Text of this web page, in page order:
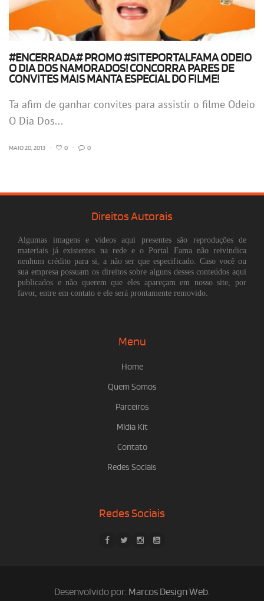
#ENCERRADA# PROMO #SITEPORTALFAMA ODEIO
O DIA DOS NAMORADOS! CONCORRA PARES DE
CONVITES MAIS MANTA ESPECIAL DO FILME!
Ta afim de ganhar convites para assistir o filme Odeio
O Dia Dos...
MAIO 20, 2013 • 0 • 0
Direitos Autorais
Algumas imagens e vídeos aqui presentes são reproduções de
materiais já existentes na rede e o Portal Fama não reivindica
nenhum crédito para si, a não ser que especificado. Caso você ou
sua empresa possuam os direitos sobre alguns desses conteúdos aqui
publicados e não querem que eles apareçam em nosso site, por
favor, entre em contato e ele será prontamente removido.
Menu
Home
Quem Somos
Parceiros
Mídia Kit
Contato
Redes Sociais
Redes Sociais
Desenvolvido por: Marcos Design Web.